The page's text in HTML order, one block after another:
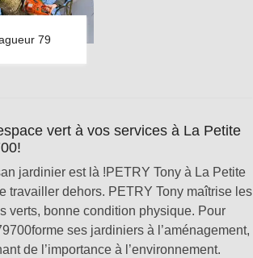
79
vert à vos services à La Petite
jardinier est là !PETRY Tony à La Petite
travailler dehors. PETRY Tony maîtrise les
verts, bonne condition physique. Pour
ses jardiniers à l’aménagement,
de l’importance à l’environnement.